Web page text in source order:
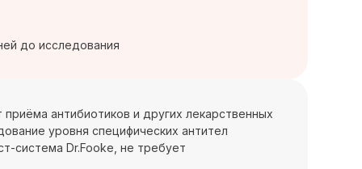
до исследования
антибиотиков и других лекарственных
уровня специфических антител
система Dr.Fooke, не требует